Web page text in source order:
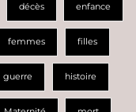
décès enfance
femmes filles
guerre histoire